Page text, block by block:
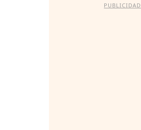
PUBLICIDAD